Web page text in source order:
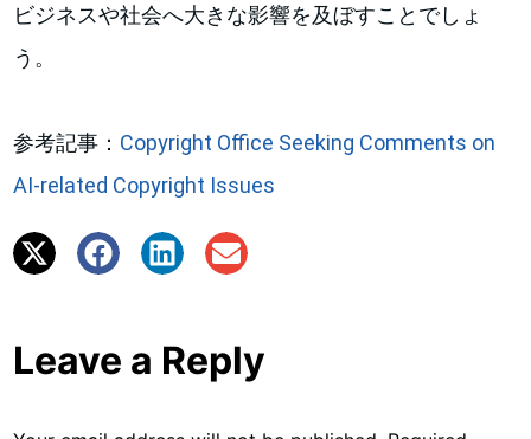
ビジネスや社会へ大きな影響を及ぼすことでしょ
う。
参考記事： Copyright Office Seeking Comments on
AI-related Copyright Issues
Leave a Reply